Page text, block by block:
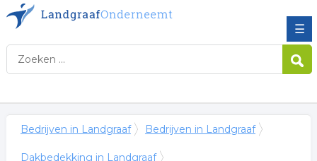
☰
Bedrijven in Landgraaf Bedrijven in Landgraaf
Dakbedekking in Landgraaf